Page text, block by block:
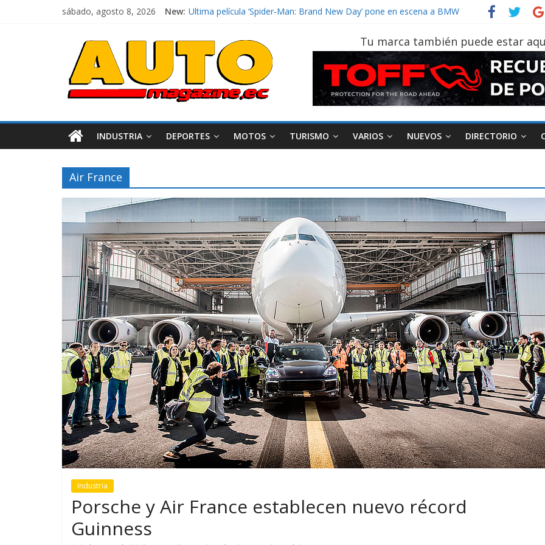
sábado, agosto 8, 2026 New: Ultima película ‘Spider‑Man: Brand New Day’ pone en escena a BMW
La Vuelta al Ecuador 2026, edición 47ª, recorre 7 provincias en 8 días
La FEDAK recibe 12 Sinotruk Bolden para cubrir las rutas de La Vuelta
El costo de tener un vehículo gana protagonismo a la hora de decidir
Tu marca también puede estar
INDUSTRIA DEPORTES MOTOS TURISMO VARIOS NUEVOS DIRECTORIO
Air France
Industria
Porsche y Air France establecen nuevo récord
Guinness
Industria Movilidad
GM reafirma su
compromiso con movilidad
más segura y conectada
Movilidad Turismo Varios
¿Qué puede pasar con
vehículo si permanece
varios días sin usar?